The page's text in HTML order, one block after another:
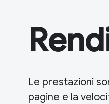
Le prestazioni
pagine e la